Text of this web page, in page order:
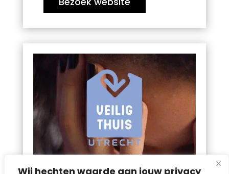
Wij hechten waarde aan jouw privacy